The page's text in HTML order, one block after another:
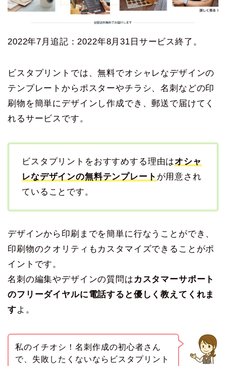
2022年7月追記：2022年8月31日サービス終了。
ビスタプリントでは、無料でオシャレなデザインの
テンプレートからポスターやチラシ、名刺などの印
刷物を簡単にデザインし作成でき、郵送で届けてく
れるサービスです。
ビスタプリントをおすすめする理由はオシャ
レなデザインの無料テンプレート が用意され
ていることです。
デザインから印刷までを簡単に行なうことができ、
印刷物のクオリティもカスタマイズできることがポ
イントです。
名刺の編集やデザインの質問はカスタマーサポート
のフリーダイヤルに電話すると優しく教えてくれま
すよ。
私のイチオシ！名刺作成の初心者さん
で、失敗したくないならビスタプリント